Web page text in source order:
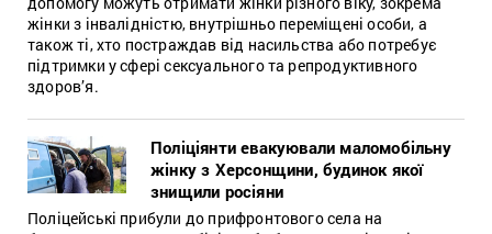
жінки з інвалідністю, внутрішньо переміщені особи, а
також ті, хто постраждав від насильства або потребує
підтримки у сфері сексуального та репродуктивного
здоров’я.
Поліціянти евакуювали маломобільну
жінку з Херсонщини, будинок якої
знищили росіяни
Поліцейські прибули до прифронтового села на